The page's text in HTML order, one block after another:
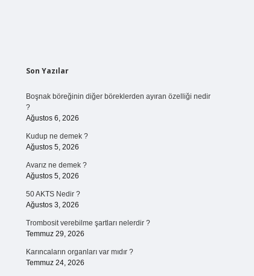
Sidebar
Son Yazılar
Boşnak böreğinin diğer böreklerden ayıran özelliği nedir
?
Ağustos 6, 2026
Kudup ne demek ?
Ağustos 5, 2026
Avarız ne demek ?
Ağustos 5, 2026
50 AKTS Nedir ?
Ağustos 3, 2026
Trombosit verebilme şartları nelerdir ?
Temmuz 29, 2026
Karıncaların organları var mıdır ?
Temmuz 24, 2026